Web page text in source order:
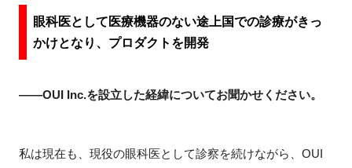
眼科医として医療機器のない途上国での診療がきっ
かけとなり、プロダクトを開発
――OUI Inc.を設立した経緯についてお聞かせください。
私は現在も、現役の眼科医として診察を続けながら、OUI